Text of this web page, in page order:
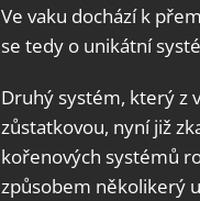
Ve vaku dochází k
se tedy o unikátní
Druhý systém, který z
zůstatkovou, nyní již
kořenových systémů
způsobem několikerý